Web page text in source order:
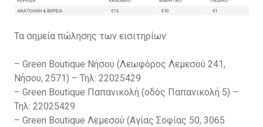
Τα σημεία πώλησης των εισιτηρίων
– Green Boutique Νήσου (Λεωφόρος Λεμεσού 241,
Νήσου, 2571) – Τηλ: 22025429
– Green Boutique Παπανικολή (οδός Παπανικολή 5) –
Τηλ: 22025429
– Green Boutique Λεμεσού (Αγίας Σοφίας 50, 3065